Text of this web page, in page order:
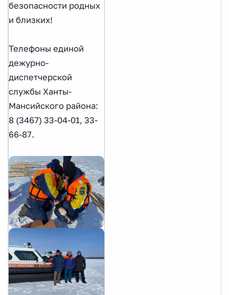
безопасности родных
и близких!
Телефоны единой
дежурно-
диспетчерской
службы Ханты-
Мансийского района:
8 (3467) 33-04-01, 33-
66-87.